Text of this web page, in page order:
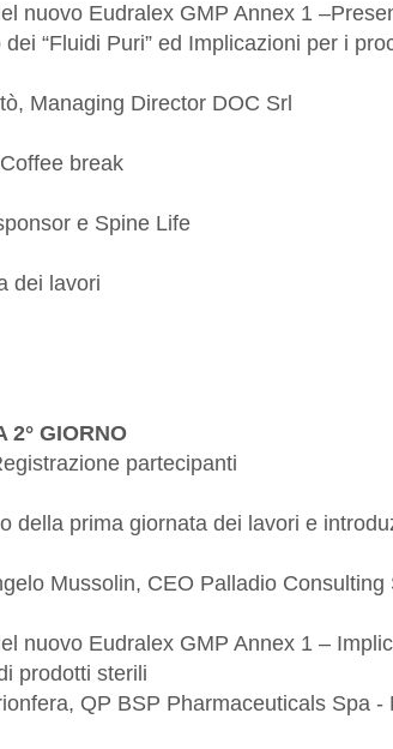
nuovo Eudralex GMP Annex 1
“Fluidi Puri” ed Implicazioni per i
Managing Director DOC Srl
break
e Spine Life
dei lavori
2° GIORNO
partecipanti
della prima giornata dei lavori e
Mussolin, CEO Palladio Consulting
nuovo Eudralex GMP Annex 1 –
prodotti sterili
QP BSP Pharmaceuticals Spa -